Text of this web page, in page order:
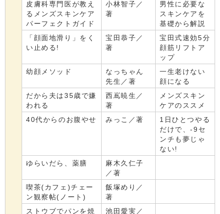
皮膚科専門医が教え
るメンズスキンケア
パーフェクトガイド
小林智子／
著
男性に必要な
スキンケアを
基礎から解説
「顔面地滑り」をく
い止める!
宝田恭子／
著
宝田式速効5分
顔筋リフトア
ップ
幼顔メソッド
なっちゃん
先生／著
一生老けない
顔になる
だから夫は35歳で嫌
われる
西嶌暁生／
著
メンズスキン
ケアのススメ
40代からのお腹やせ
みっこ／著
1日ひとつやる
だけで、-9セ
ンチも夢じゃ
ない!
ゆらいだら、薬膳
麻木久仁子
／著
喫茶(カフェ)チェー
ン観察帖(ノート)
飯塚めり／
著
ストウブでパンを焼
池田愛実／